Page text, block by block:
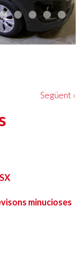
Següent ›
minucioses